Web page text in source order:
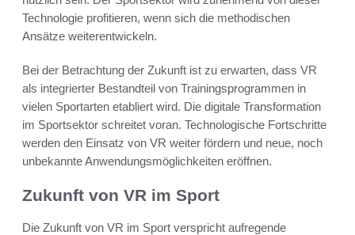
Technologie profitieren, wenn sich die methodischen
Ansätze weiterentwickeln.
Bei der Betrachtung der Zukunft ist zu erwarten, dass VR
als integrierter Bestandteil von Trainingsprogrammen in
vielen Sportarten etabliert wird. Die digitale Transformation
im Sportsektor schreitet voran. Technologische Fortschritte
werden den Einsatz von VR weiter fördern und neue, noch
unbekannte Anwendungsmöglichkeiten eröffnen.
Zukunft von VR im Sport
Die Zukunft von VR im Sport verspricht aufregende